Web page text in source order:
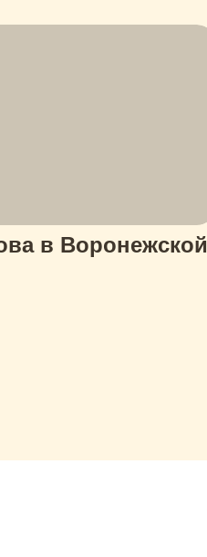
в Воронежской